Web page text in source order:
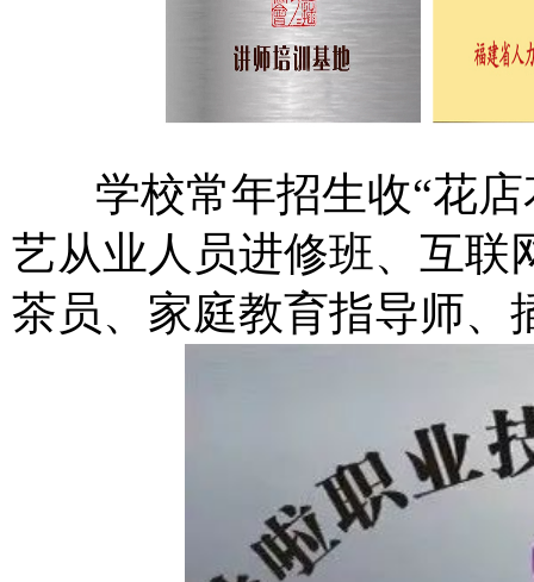
学校常年招生收“花店
艺从业人员进修班、互联
茶员、家庭教育指导师、